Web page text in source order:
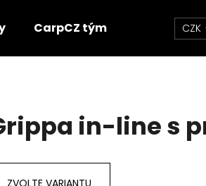
CarpCZ tým CZK
in-line s
ZVOLTE VARIANTU
HLEDAT